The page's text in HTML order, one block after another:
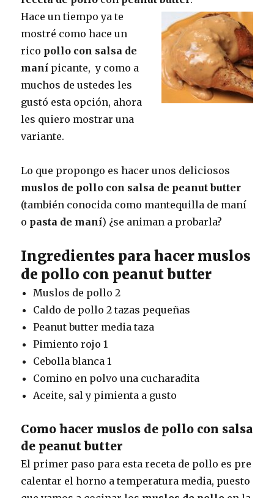
Hace un tiempo ya te
mostré como hace un
rico pollo con salsa de
maní picante, y como a
muchos de ustedes les
gustó esta opción, ahora
les quiero mostrar una
variante.
Lo que propongo es hacer unos deliciosos
muslos de pollo con salsa de peanut butter
(también conocida como mantequilla de maní
o pasta de maní) ¿se animan a probarla?
Ingredientes para hacer muslos
de pollo con peanut butter
Muslos de pollo 2
Caldo de pollo 2 tazas pequeñas
Peanut butter media taza
Pimiento rojo 1
Cebolla blanca 1
Comino en polvo una cucharadita
Aceite, sal y pimienta a gusto
Como hacer muslos de pollo con salsa
de peanut butter
El primer paso para esta receta de pollo es pre
calentar el horno a temperatura media, puesto